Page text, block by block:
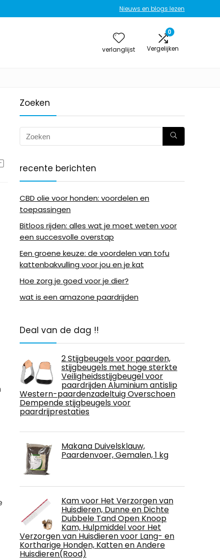
Nieuws en blogs lezen
verlanglijst
0
Vergelijken
Zoeken
recente berichten
CBD olie voor honden: voordelen en
toepassingen
Bitloos rijden: alles wat je moet weten voor
een succesvolle overstap
Een groene keuze: de voordelen van tofu
kattenbakvulling voor jou en je kat
Hoe zorg je goed voor je dier?
wat is een amazone paardrijden
Deal van de dag !!
2 Stijgbeugels voor paarden,
stijgbeugels met hoge sterkte
Veiligheidsstijgbeugel voor
paardrijden Aluminium antislip
Western-paardenzadeltuig Overschoen
Dempende stijgbeugels voor
paardrijprestaties
Makana Duivelsklauw,
Paardenvoer, Gemalen, 1 kg
Kam voor Het Verzorgen van
Huisdieren, Dunne en Dichte
Dubbele Tand Open Knoop
Kam, Hulpmiddel voor Het
Verzorgen van Huisdieren voor Lang- en
Kortharige Honden, Katten en Andere
Huisdieren(Rood)